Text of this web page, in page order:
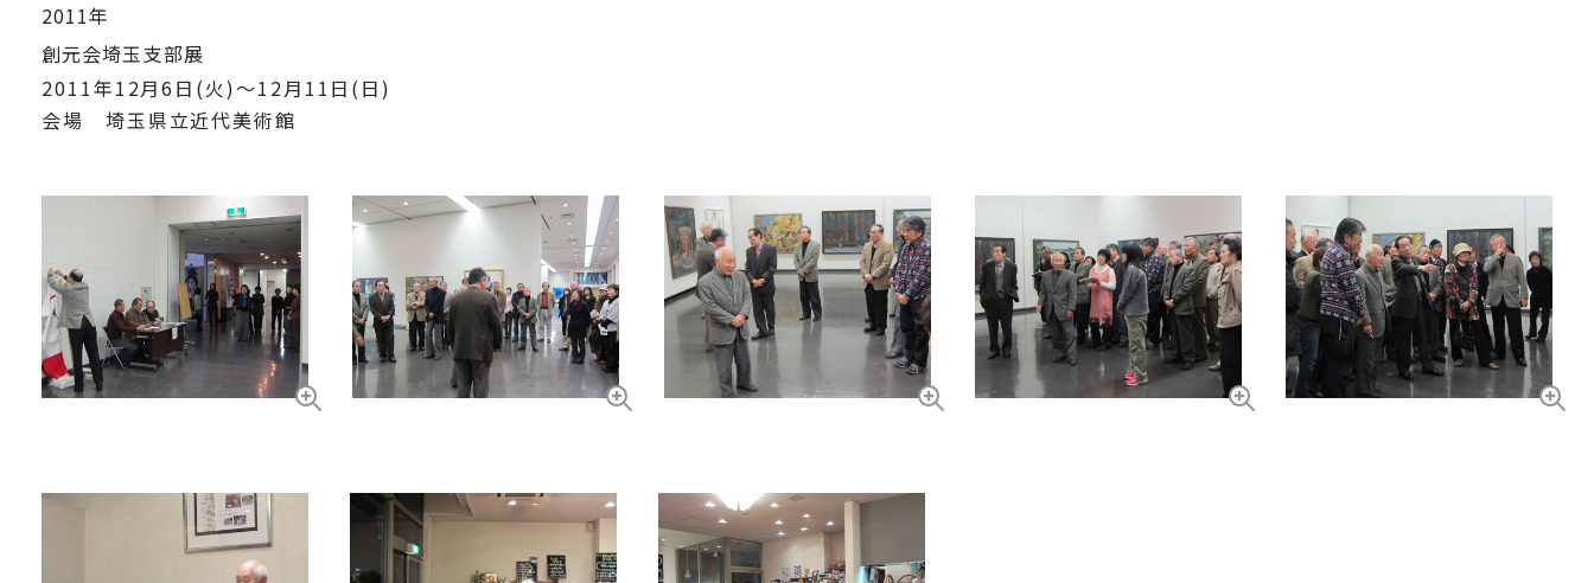
2011年
創元会埼玉支部展
2011年12月6日(火)～12月11日(日)
会場 埼玉県立近代美術館